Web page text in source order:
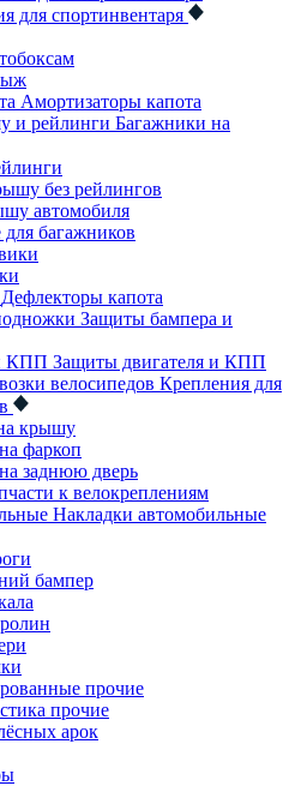
для спортинвентаря
Амортизаторы капота
Багажники на
без рейлингов
автомобиля
багажников
Дефлекторы капота
Защиты бампера и
Защиты двигателя и КПП
Крепления для
крышу
фаркоп
заднюю дверь
к велокреплениям
Накладки автомобильные
бампер
прочие
прочие
арок